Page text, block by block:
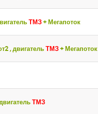
ТМЗ+ Мегапоток
, двигательТМЗ+ Мегапоток
ТМЗ